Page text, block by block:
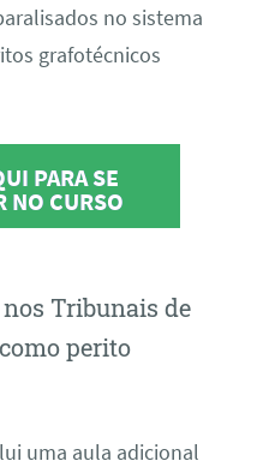
no sistema
grafotécnicos
PARA SE
NO CURSO
Tribunais de
perito
uma aula adicional